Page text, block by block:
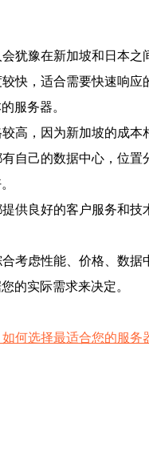
犹豫在新加坡和日本
快，适合需要快速响
服务器。
高，因为新加坡的成
自己的数据中心，位
供良好的客户服务和
考虑性能、价格、数
的实际需求来决定。
何选择最适合您的服务